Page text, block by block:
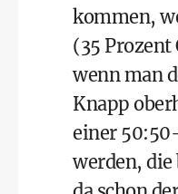
kommen,
(35
wenn man
Knapp
einer
werden,